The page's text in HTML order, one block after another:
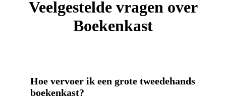
Veelgestelde vragen over
Boekenkast
Hoe vervoer ik een grote tweedehands
boekenkast?